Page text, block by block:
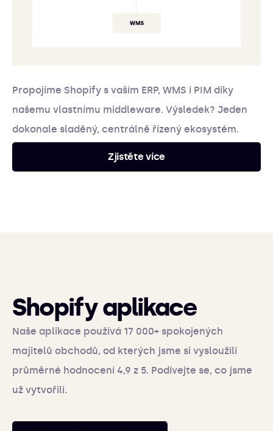
Propojíme Shopify s vaším ERP, WMS i PIM díky
našemu vlastnímu middleware. Výsledek? Jeden
dokonale sladěný, centrálně řízený ekosystém.
Zjistěte více
Shopify aplikace
Naše aplikace používá 17 000+ spokojených
majitelů obchodů, od kterých jsme si vysloužili
průměrné hodnocení 4,9 z 5. Podívejte se, co jsme
už vytvořili.